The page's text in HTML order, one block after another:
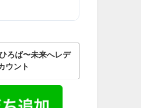
ろば〜未来へレデ
ウント